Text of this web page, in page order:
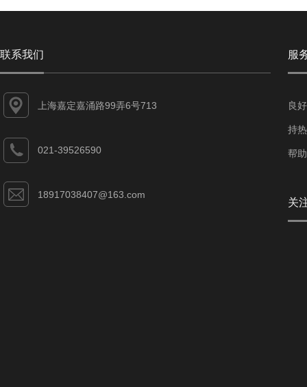
联系我们
上海嘉定嘉涌路99弄6号713
021-39526590
18917038407@163.com
服
良
持
帮
关